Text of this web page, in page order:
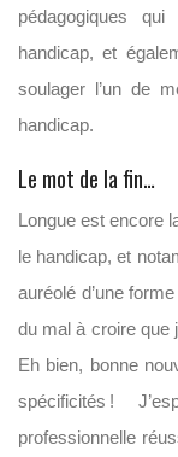
pédagogiques
handicap, et
soulager l’un de
handicap.
Le mot de la fin…
Longue est encore
le handicap, et
auréolé d’une
du mal à croire que
Eh bien, bonne
spécificités !
professionnelle